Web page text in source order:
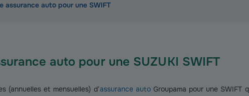
assurance auto pour une SWIFT
auto pour une SUZUKI SWIFT
(annuelles et mensuelles) d’assurance autoGroupama pour une SWIFT